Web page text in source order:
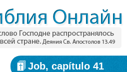
Job, capítulo 41